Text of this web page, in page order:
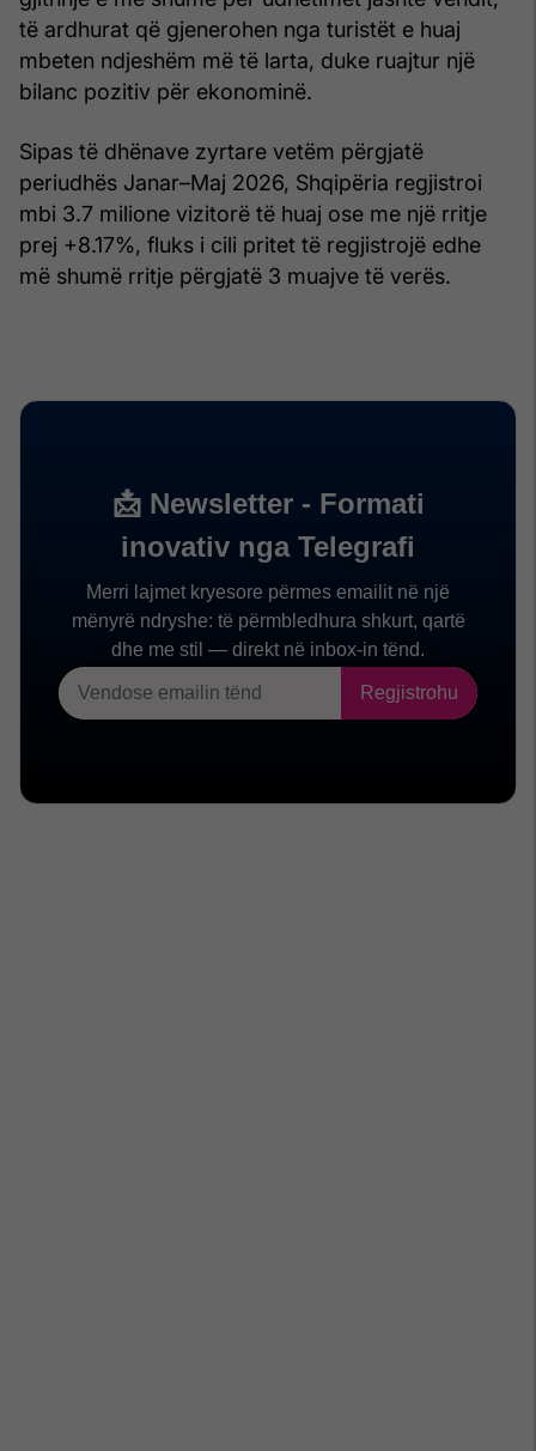
të ardhurat që gjenerohen nga turistët e huaj
mbeten ndjeshëm më të larta, duke ruajtur një
bilanc pozitiv për ekonominë.
Sipas të dhënave zyrtare vetëm përgjatë
periudhës Janar–Maj 2026, Shqipëria regjistroi
mbi 3.7 milione vizitorë të huaj ose me një rritje
prej +8.17%, fluks i cili pritet të regjistrojë edhe
më shumë rritje përgjatë 3 muajve të verës.